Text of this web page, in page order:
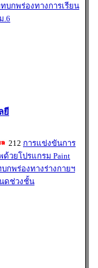
บกพร่องทางการเรียน
.6
ยี
212 การแข่งขันการ
ด้วยโปรแกรม Paint
บกพร่องทางร่างกายฯ
ดช่วงชั้น